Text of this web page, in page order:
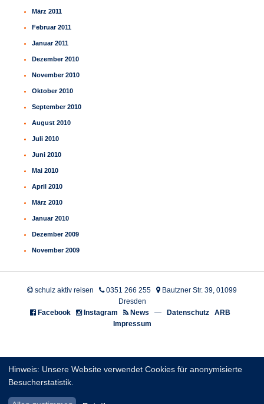
März 2011
Februar 2011
Januar 2011
Dezember 2010
November 2010
Oktober 2010
September 2010
August 2010
Juli 2010
Juni 2010
Mai 2010
April 2010
März 2010
Januar 2010
Dezember 2009
November 2009
schulz aktiv reisen 0351 266 255
Bautzner Str. 39, 01099
Dresden
Facebook
Instagram News — Datenschutz
ARB
Impressum
Hinweis: Unsere Website verwendet Cookies für anonymisierte
Besucherstatistik.